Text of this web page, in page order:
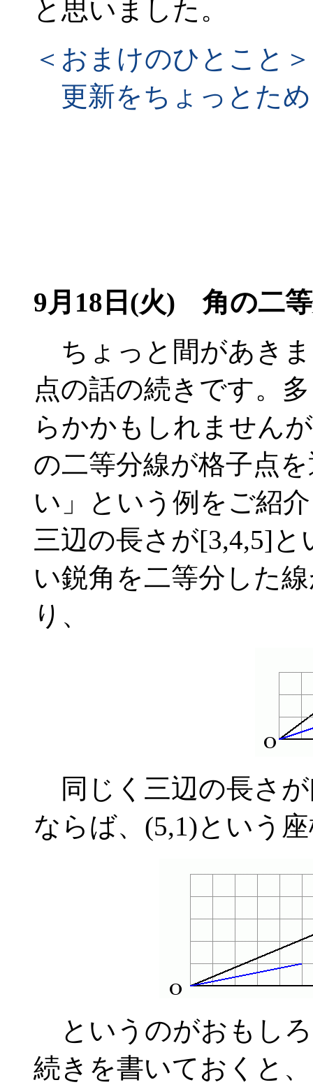
と思いました。
＜おまけのひとこと＞
更新をちょっとた
9月18日(火) 角の二
ちょっと間があき
点の話の続きです。
らかかもしれません
の二等分線が格子点
い」という例をご紹
三辺の長さが[3,4,5]
い鋭角を二等分した
り、
同じく三辺の長さが
ならば、(5,1)という
というのがおもし
続きを書いておくと、